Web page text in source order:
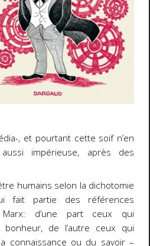
, et pourtant cette soif n’en
impérieuse, après des
humains selon la dichotomie
fait partie des références
d’une part ceux qui
de l’autre ceux qui
connaissance ou du savoir –